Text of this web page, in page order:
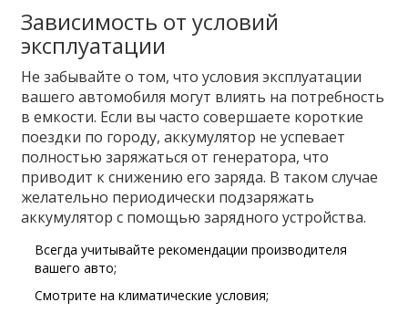
Зависимость от условий
эксплуатации
Не забывайте о том, что условия эксплуатации
вашего автомобиля могут влиять на потребность
в емкости. Если вы часто совершаете короткие
поездки по городу, аккумулятор не успевает
полностью заряжаться от генератора, что
приводит к снижению его заряда. В таком случае
желательно периодически подзаряжать
аккумулятор с помощью зарядного устройства.
Всегда учитывайте рекомендации производителя
вашего авто;
Смотрите на климатические условия;